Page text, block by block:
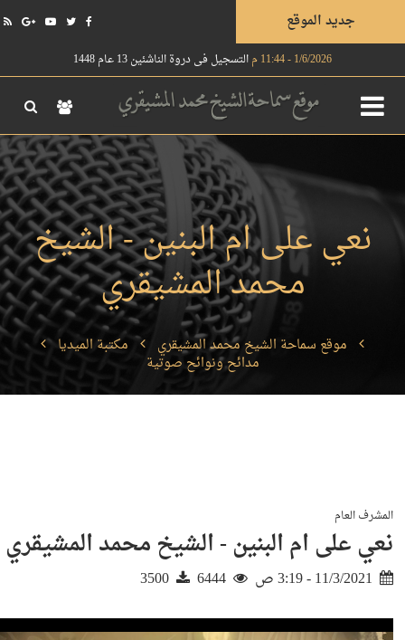
جديد الموقع
1/6/2026 - 11:44 م التسجيل في دروة الناشئين 13 عام 1448
نعي على ام البنين - الشيخ
محمد المشيقري
موقع سماحة الشيخ محمد المشيقري مكتبة الميديا
مدائح ونوائح صوتية
المشرف العام
نعي على ام البنين - الشيخ محمد المشيقري
6444
3500